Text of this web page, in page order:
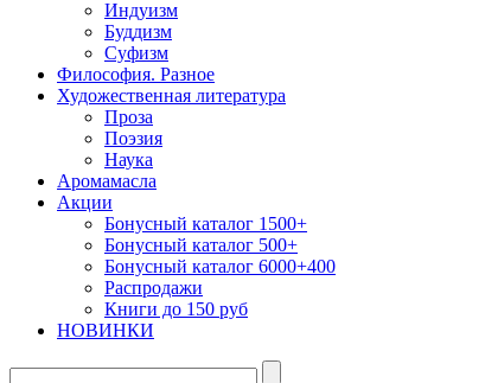
Индуизм
Буддизм
Суфизм
Философия. Разное
Художественная литература
Проза
Поэзия
Наука
Аромамасла
Акции
Бонусный каталог 1500+
Бонусный каталог 500+
Бонусный каталог 6000+400
Распродажи
Книги до 150 руб
НОВИНКИ